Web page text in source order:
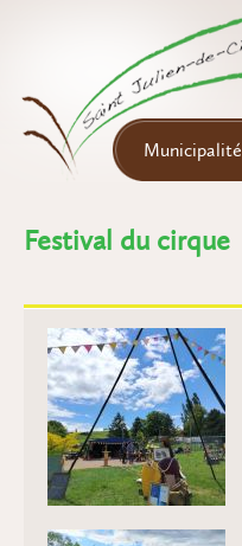
Municipalité
Festival du cirque